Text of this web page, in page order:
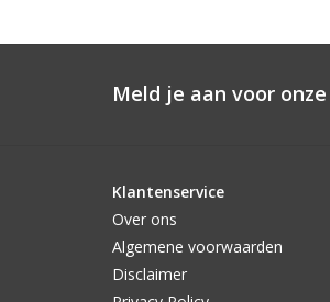
Meld je aan voor
Klantenservice
Over ons
Algemene voorwaarden
Disclaimer